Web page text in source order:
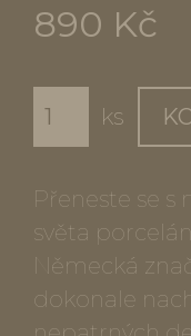
890 Kč
ks
Přeneste se s
světa
Německá
dokonale